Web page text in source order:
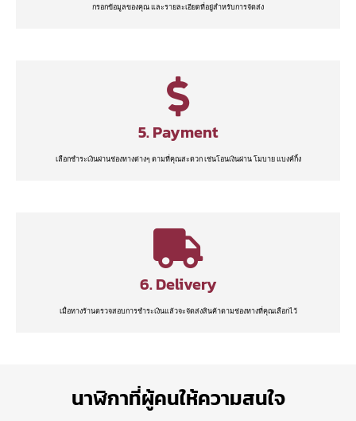
กรอกข้อมูลของคุณ และรายละเอียดที่อยู่สำหรับการจัดส่ง
5. Payment
เลือกชำระเงินผ่านช่องทางต่างๆ ตามที่คุณสะดวก เช่นโอนเงินผ่าน โมบาย แบงค์กิ้ง
6. Delivery
เมื่อทางร้านตรวจสอบการชำระเงินแล้วจะจัดส่งสินค้าตามช่องทางที่คุณเลือกไว้
นาฬิกาที่ผู้คนให้ความสนใจ